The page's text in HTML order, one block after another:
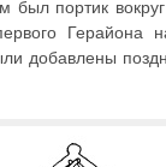
портик
Герайона
добавлены